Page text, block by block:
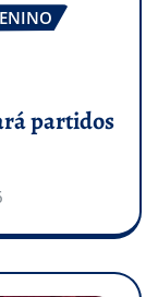
partidos